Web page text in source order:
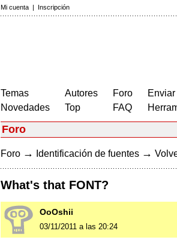
Mi cuenta | Inscripción
Temas
Novedades
Autores
Top
Foro
FAQ
Foro
Foro → Identificación de fuentes →
What's that FONT?
OoOshii
03/11/2011 a las 20:24